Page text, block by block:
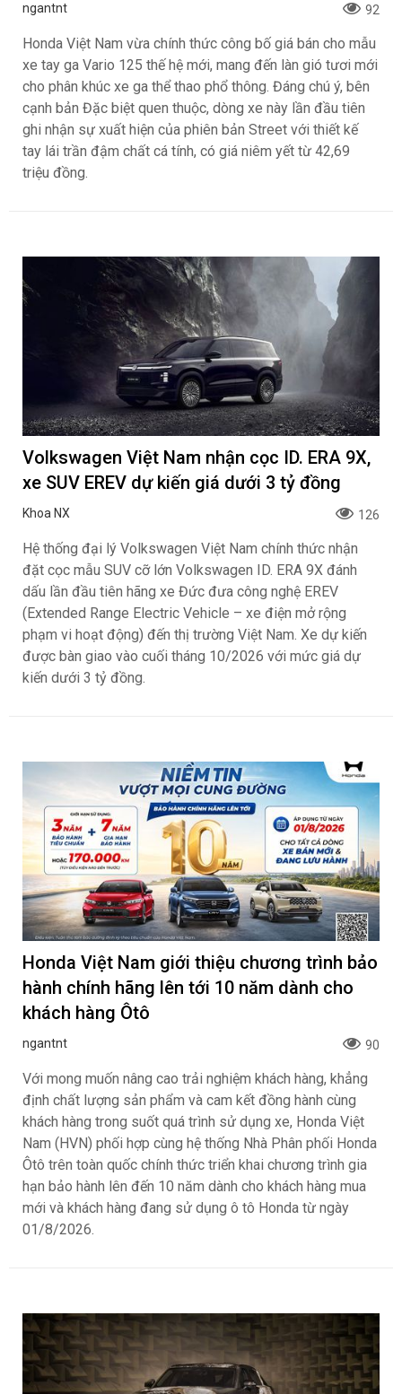
ngantnt 92
Honda Việt Nam vừa chính thức công bố giá bán cho mẫu
xe tay ga Vario 125 thế hệ mới, mang đến làn gió tươi mới
cho phân khúc xe ga thể thao phổ thông. Đáng chú ý, bên
cạnh bản Đặc biệt quen thuộc, dòng xe này lần đầu tiên
ghi nhận sự xuất hiện của phiên bản Street với thiết kế
tay lái trần đậm chất cá tính, có giá niêm yết từ 42,69
triệu đồng.
Volkswagen Việt Nam nhận cọc ID. ERA 9X,
xe SUV EREV dự kiến giá dưới 3 tỷ đồng
Khoa NX 126
Hệ thống đại lý Volkswagen Việt Nam chính thức nhận
đặt cọc mẫu SUV cỡ lớn Volkswagen ID. ERA 9X đánh
dấu lần đầu tiên hãng xe Đức đưa công nghệ EREV
(Extended Range Electric Vehicle – xe điện mở rộng
phạm vi hoạt động) đến thị trường Việt Nam. Xe dự kiến
được bàn giao vào cuối tháng 10/2026 với mức giá dự
kiến dưới 3 tỷ đồng.
Honda Việt Nam giới thiệu chương trình bảo
hành chính hãng lên tới 10 năm dành cho
khách hàng Ôtô
ngantnt 90
Với mong muốn nâng cao trải nghiệm khách hàng, khẳng
định chất lượng sản phẩm và cam kết đồng hành cùng
khách hàng trong suốt quá trình sử dụng xe, Honda Việt
Nam (HVN) phối hợp cùng hệ thống Nhà Phân phối Honda
Ôtô trên toàn quốc chính thức triển khai chương trình gia
hạn bảo hành lên đến 10 năm dành cho khách hàng mua
mới và khách hàng đang sử dụng ô tô Honda từ ngày
01/8/2026.